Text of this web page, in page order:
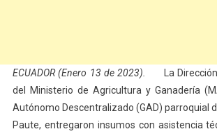
ECUADOR (Enero 13 de 2023).
La
del Ministerio de Agricultura y Ganadería
Autónomo Descentralizado (GAD) parroquial
Paute, entregaron insumos con asistencia